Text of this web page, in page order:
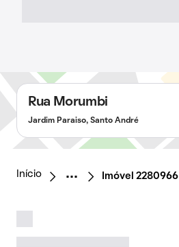
Rua Morumbi
Jardim Paraiso, Santo André
Início Imóvel 2280966